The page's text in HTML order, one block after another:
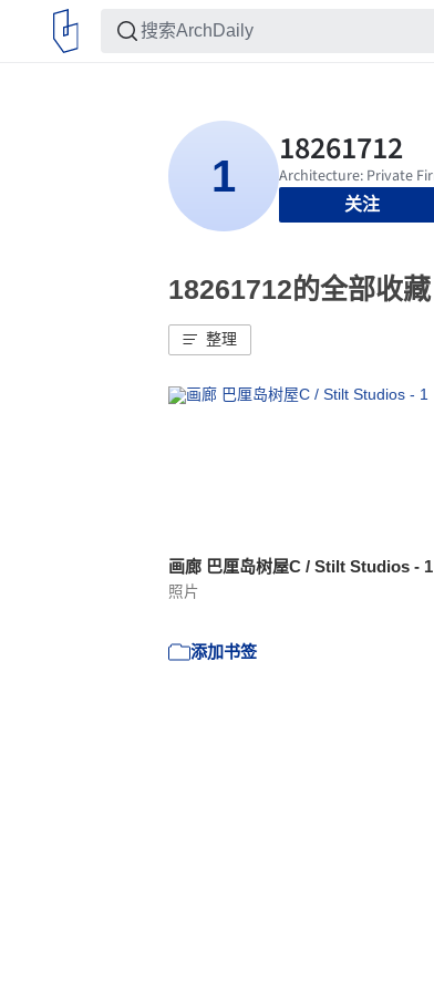
关注
18261712的全部收藏
整理
画廊 巴厘岛树屋C / Stilt Studios - 1
照片
添加书签